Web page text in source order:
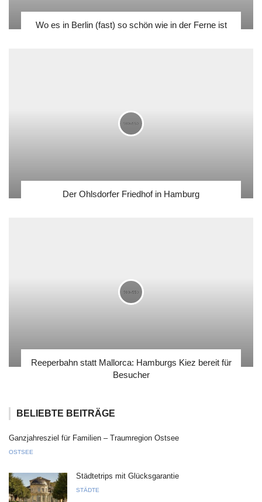
Wo es in Berlin (fast) so schön wie in der Ferne ist
Der Ohlsdorfer Friedhof in Hamburg
Reeperbahn statt Mallorca: Hamburgs Kiez bereit für
Besucher
BELIEBTE BEITRÄGE
Ganzjahresziel für Familien – Traumregion Ostsee
OSTSEE
Städtetrips mit Glücksgarantie
STÄDTE